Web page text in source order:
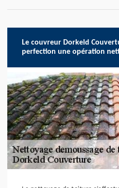
Le couvreur Dorkeld
perfection une opération